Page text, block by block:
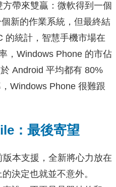
帶來雙贏：微軟得到一個
新的作業系統，但最終結
的統計，智慧手機市場在
，Windows Phone 的市佔
Android 平均都有 80%
Windows Phone 很難跟
：最後寄望
本支援，全新將心力放在
決定也就並不意外。